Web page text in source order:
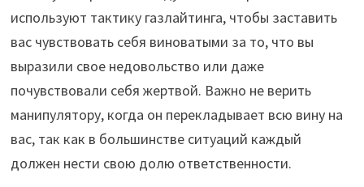
используют тактику газлайтинга, чтобы заставить
вас чувствовать себя виноватыми за то, что вы
выразили свое недовольство или даже
почувствовали себя жертвой. Важно не верить
манипулятору, когда он перекладывает всю вину на
вас, так как в большинстве ситуаций каждый
должен нести свою долю ответственности.